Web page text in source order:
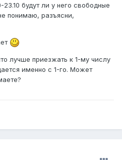
будут ли у него свободные
понимаю, разъясни,
лучше приезжать к 1-му числу
именно с 1-го. Может